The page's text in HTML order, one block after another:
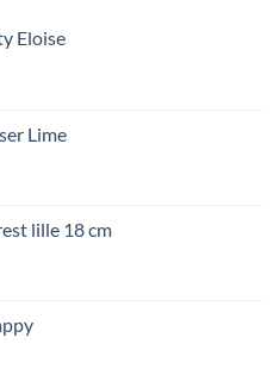
Eloise
Lime
lille 18 cm